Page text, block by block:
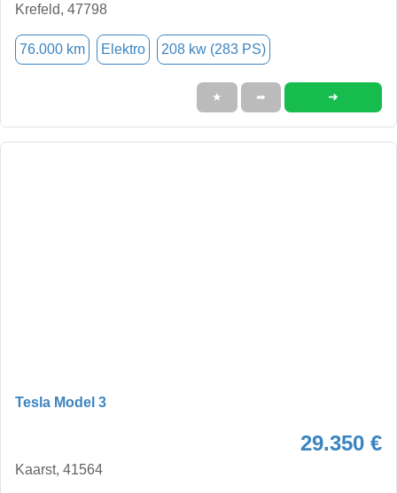
Krefeld, 47798
76.000 km Elektro 208 kw (283 PS)
★ ➦ ➜
Tesla Model 3
29.350 €
Kaarst, 41564